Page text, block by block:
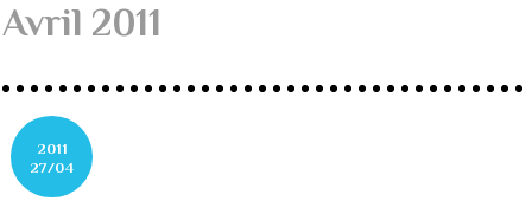
Avril 2011
2011
27/04